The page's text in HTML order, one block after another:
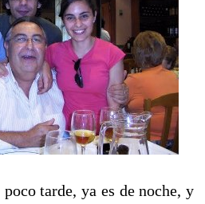
tarde, ya es de noche, y